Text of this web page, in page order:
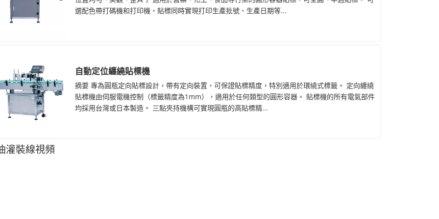
選配色帶打碼機和打印機，貼標同時實現打印生產批號、生產日期等...
自動定位纏繞貼標機
摘要 專為圓瓶定向貼標設計，帶有定向裝置，可保證貼標精度，特別適用於環繞式標籤。 定向纏繞
貼標機由伺服電機控制（標籤精度為1mm），適用於任何類型的圓形容器。 貼標機的所有電氣部件
均採用台灣或日本製造。 三點夾持機構可實現圓瓶的高貼標精...
灌裝線視頻